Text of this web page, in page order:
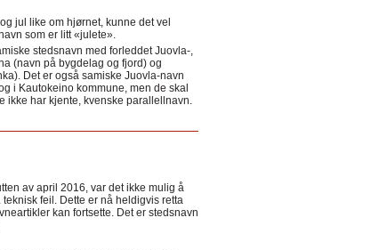
jul like om hjørnet, kunne det vel
som er litt «julete».
stedsnavn med forleddet Juovla-,
(navn på bygdelag og fjord) og
Det er også samiske Juovla-navn
i Kautokeino kommune, men de skal
ikke har kjente, kvenske parallellnavn.
av april 2016, var det ikke mulig å
feil. Dette er nå heldigvis retta
kan fortsette. Det er stedsnavn